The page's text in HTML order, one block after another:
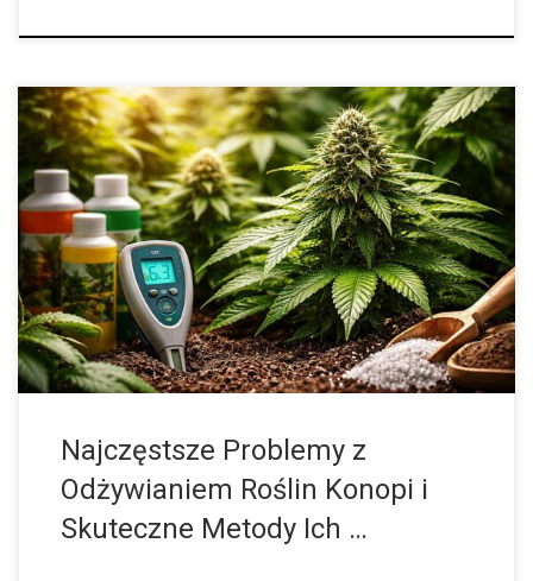
Uprawa marihuany to proces, który na pierwszy rzut oka może
wydawać się prosty – wystarczy odpowiednia ilość światła,
wody i dobrej jakości podłoże. W praktyce jednak konopie
indyjskie należą do […]
Najczęstsze Problemy z
Odżywianiem Roślin Konopi i
Skuteczne Metody Ich …